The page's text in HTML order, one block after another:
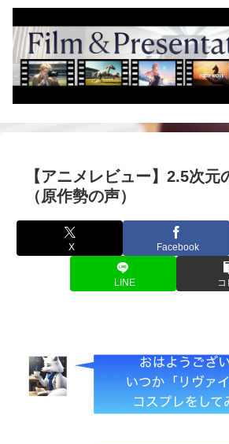
【アニメレビュー】2.5次
（原作勢の声）
X Facebook
LINE コ